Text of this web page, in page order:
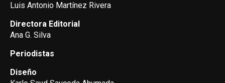
Luis Antonio Martínez Rivera
Directora Editorial
Ana G. Silva
Periodistas
Diseño